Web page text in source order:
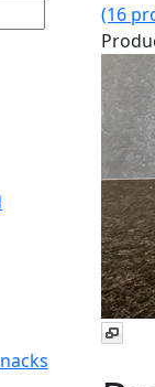
(16